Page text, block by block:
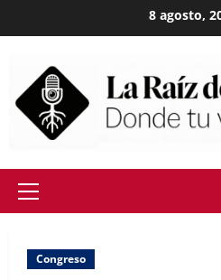
to
8 agosto,
Primary
Congreso